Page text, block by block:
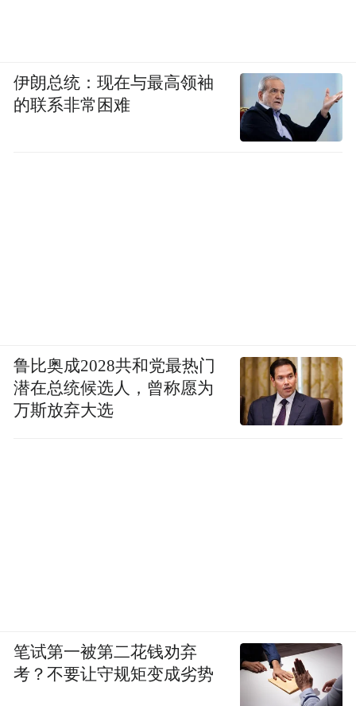
伊朗总统：现在与最高领袖
的联系非常困难
鲁比奥成2028共和党最热门
潜在总统候选人，曾称愿为
万斯放弃大选
笔试第一被第二花钱劝弃
考？不要让守规矩变成劣势